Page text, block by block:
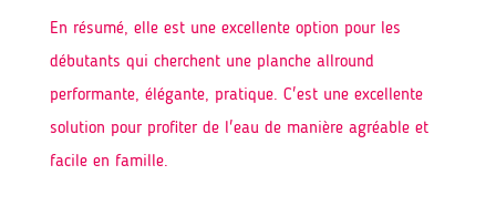
En résumé, elle est une excellente option pour les
débutants qui cherchent une planche allround
performante, élégante, pratique. C'est une excellente
solution pour profiter de l'eau de manière agréable et
facile en famille.